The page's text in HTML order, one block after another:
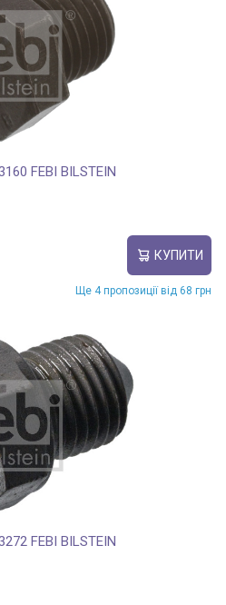
FEBI BILSTEIN
КУПИТИ
Ще 4 пропозиції від 68 грн
FEBI BILSTEIN